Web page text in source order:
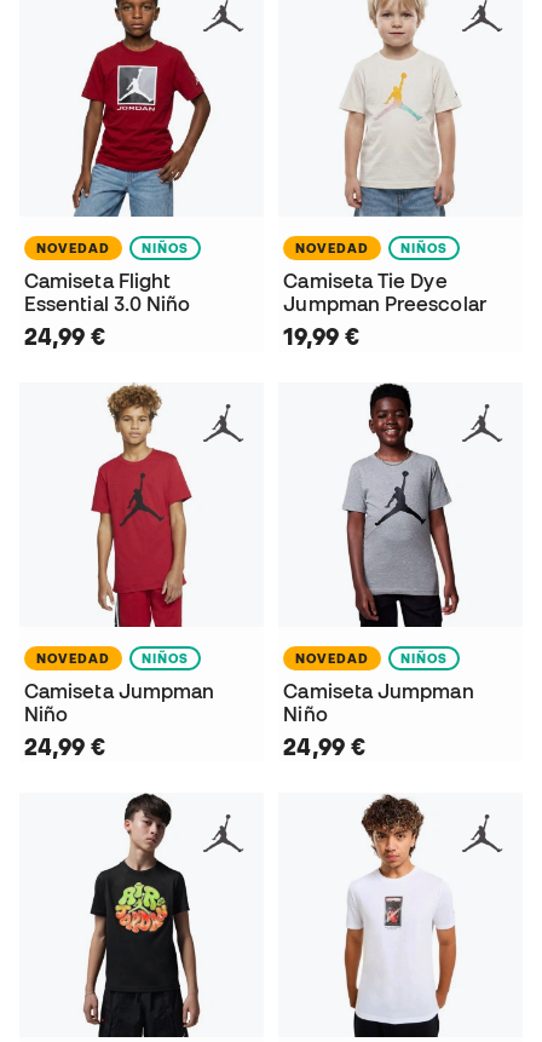
NOVEDAD NIÑOS
Camiseta Flight
Essential 3.0 Niño
24,99 €
NOVEDAD NIÑOS
Camiseta Tie Dye
Jumpman Preescolar
19,99 €
NOVEDAD NIÑOS
Camiseta Jumpman
Niño
24,99 €
NOVEDAD NIÑOS
Camiseta Jumpman
Niño
24,99 €